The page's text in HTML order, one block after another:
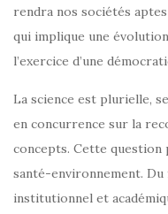
rendra nos sociétés
qui implique une
l’exercice d’une
La science est plurielle,
en concurrence sur la
concepts. Cette
santé-environnement.
institutionnel et